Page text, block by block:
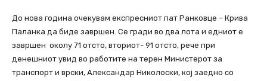
До нова година очекувам експресниот пат Ранковце – Крива
Паланка да биде завршен. Се гради во два лота и едниот е
завршен околу 71 отсто, вториот- 91 отсто, рече при
денешниот увид во работите на терен Министерот за
транспорт и врски, Александар Николоски, кој заедно со